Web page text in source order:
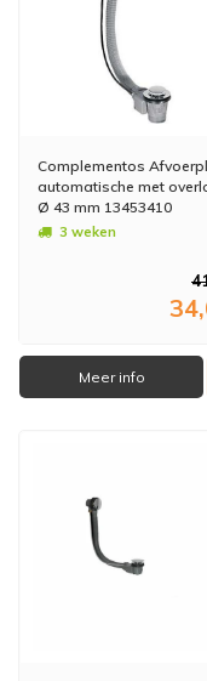
Complementos
automatische met
Ø 43 mm 13453410
3 weken
Meer info